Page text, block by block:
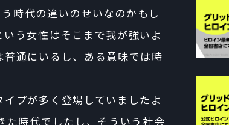
時代の違いのせいなのかもし
う女性はそこまで我が強いよ
通にいるし、ある意味では時
プが多く登場していましたよ
た時代でしたし、そういう社会